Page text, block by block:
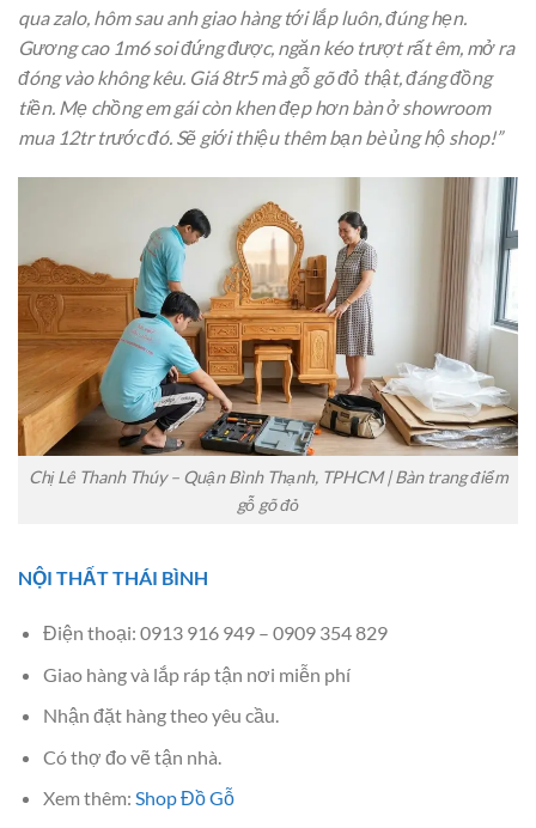
qua zalo, hôm sau anh giao hàng tới lắp luôn, đúng hẹn.
Gương cao 1m6 soi đứng được, ngăn kéo trượt rất êm, mở ra
đóng vào không kêu. Giá 8tr5 mà gỗ gõ đỏ thật, đáng đồng
tiền. Mẹ chồng em gái còn khen đẹp hơn bàn ở showroom
mua 12tr trước đó. Sẽ giới thiệu thêm bạn bè ủng hộ shop!”
Chị Lê Thanh Thúy – Quận Bình Thạnh, TPHCM | Bàn trang điểm
gỗ gõ đỏ
NỘI THẤT THÁI BÌNH
Điện thoại: 0913 916 949 – 0909 354 829
Giao hàng và lắp ráp tận nơi miễn phí
Nhận đặt hàng theo yêu cầu.
Có thợ đo vẽ tận nhà.
Xem thêm: Shop Đồ Gỗ